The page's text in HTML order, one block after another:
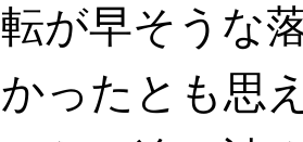
転が早そうな
かったとも思